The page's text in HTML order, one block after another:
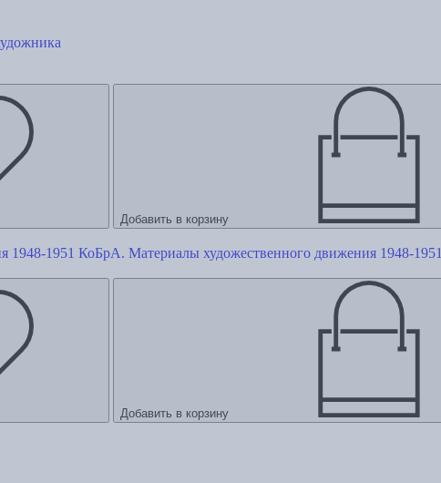
Добавить в корзину
КоБрА. Материалы художественного движения 1948-1951
Добавить в корзину